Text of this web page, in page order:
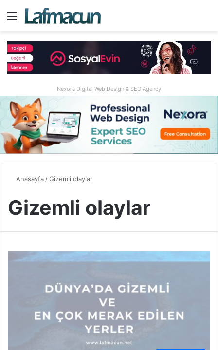
Menü
Nexora Digital Web Design & SEO Agency
Anasayfa/Gizemli olaylar
Gizemli olaylar